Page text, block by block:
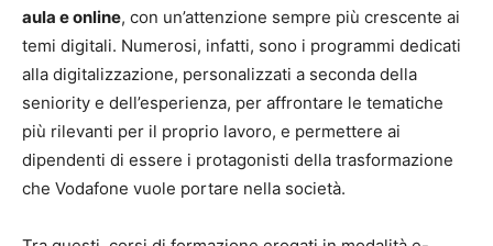
aula e online, con un’attenzione sempre più crescente ai
temi digitali. Numerosi, infatti, sono i programmi dedicati
alla digitalizzazione, personalizzati a seconda della
seniority e dell’esperienza, per affrontare le tematiche
più rilevanti per il proprio lavoro, e permettere ai
dipendenti di essere i protagonisti della trasformazione
che Vodafone vuole portare nella società.